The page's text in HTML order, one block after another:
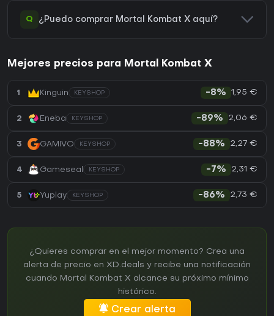
Q ¿Puedo comprar Mortal Kombat X aquí?
Mejores precios para Mortal Kombat X
1 Kinguin KEYSHOP -8% 1,95 €
2 Eneba KEYSHOP -89% 2,06 €
3 GAMIVO KEYSHOP -88% 2,27 €
4 Gameseal KEYSHOP -7% 2,31 €
5 Yuplay KEYSHOP -86% 2,73 €
¿Quieres comprar en el mejor momento? Crea una
alerta de precio en XD.deals y recibe una notificación
cuando Mortal Kombat X alcance su próximo mínimo
histórico.
Crear alerta